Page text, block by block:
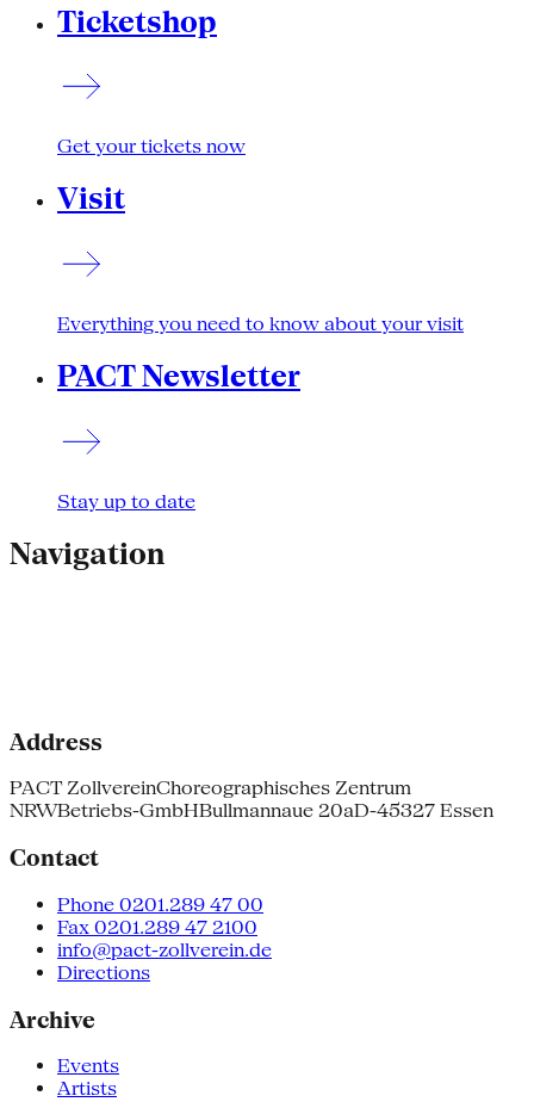
Ticketshop
Get your tickets now
Visit
Everything you need to know about your visit
PACT Newsletter
Stay up to date
Navigation
Address
PACT ZollvereinChoreographisches Zentrum
NRWBetriebs-GmbHBullmannaue 20aD-45327 Essen
Contact
Phone 0201.289 47 00
Fax 0201.289 47 2100
info@pact-zollverein.de
Directions
Archive
Events
Artists